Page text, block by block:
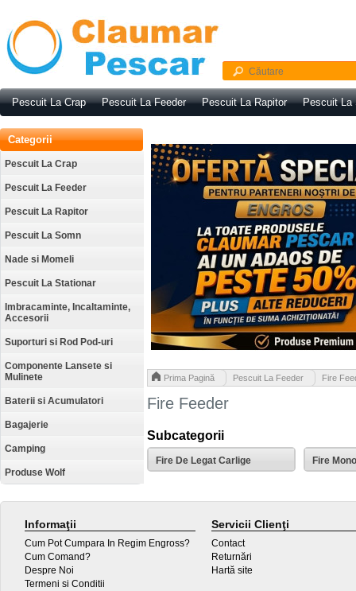
Pescuit La Crap Pescuit La Feeder Pescuit La Rapitor Pescuit La
Categorii
Pescuit La Crap
Pescuit La Feeder
Pescuit La Rapitor
Pescuit La Somn
Nade si Momeli
Pescuit La Stationar
Imbracaminte, Incaltaminte,
Accesorii
Suporturi si Rod Pod-uri
Componente Lansete si
Mulinete
Baterii si Acumulatori
Bagajerie
Camping
Produse Wolf
Prima Pagină Pescuit La Feeder Fire
Fire Feeder
Subcategorii
Fire De Legat Carlige Fire
Informaţii
Cum Pot Cumpara In Regim Engross?
Cum Comand?
Despre Noi
Termeni si Conditii
Servicii Clienţi
Contact
Returnări
Hartă site